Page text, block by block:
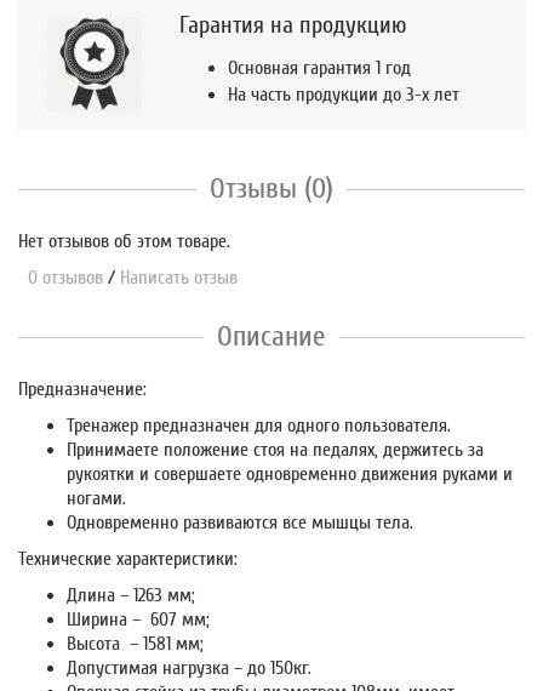
Гарантия на продукцию
Основная гарантия 1 год
На часть продукции до 3-х лет
Отзывы (0)
Нет отзывов об этом товаре.
0 отзывов / Написать отзыв
Описание
Предназначение:
Тренажер предназначен для одного пользователя.
Принимаете положение стоя на педалях, держитесь за
рукоятки и совершаете одновременно движения руками и
ногами.
Одновременно развиваются все мышцы тела.
Технические характеристики:
Длина – 1263 мм;
Ширина – 607 мм;
Высота – 1581 мм;
Допустимая нагрузка – до 150кг.